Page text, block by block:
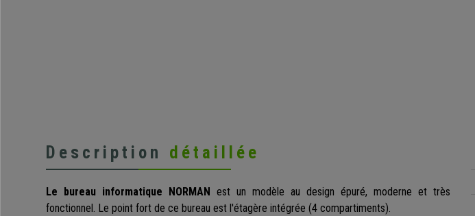
Description détaillée
Le bureau informatique NORMAN est un modèle au design épuré, moderne et très
fonctionnel. Le point fort de ce bureau est l'étagère intégrée (4 compartiments).